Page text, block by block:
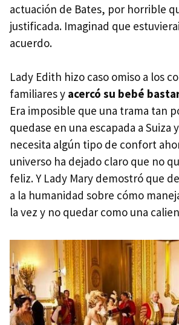
actuación de Bates, por horrible
justificada. Imaginad que
acuerdo.
Lady Edith hizo caso omiso a los
familiares y acercó su bebé
Era imposible que una trama tan
quedase en una escapada a Suiza
necesita algún tipo de confort
universo ha dejado claro que no
feliz. Y Lady Mary demostró que
a la humanidad sobre cómo
la vez y no quedar como una